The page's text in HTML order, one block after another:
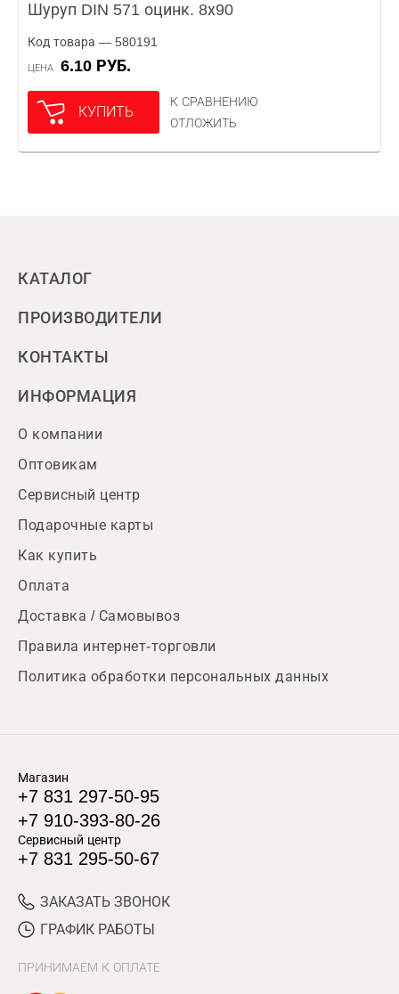
Шуруп DIN 571 оцинк. 8х90
Код товара — 580191
ЦЕНА 6.10 РУБ.
КУПИТЬ
К СРАВНЕНИЮ
ОТЛОЖИТЬ
КАТАЛОГ
ПРОИЗВОДИТЕЛИ
КОНТАКТЫ
ИНФОРМАЦИЯ
О компании
Оптовикам
Сервисный центр
Подарочные карты
Как купить
Оплата
Доставка / Самовывоз
Правила интернет-торговли
Политика обработки персональных данных
Магазин
+7 831 297-50-95
+7 910-393-80-26
Сервисный центр
+7 831 295-50-67
ЗАКАЗАТЬ ЗВОНОК
ГРАФИК РАБОТЫ
ПРИНИМАЕМ К ОПЛАТЕ